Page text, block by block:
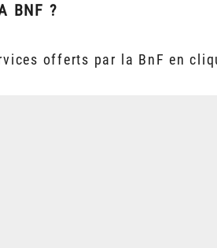
BNF ?
offerts par la BnF en